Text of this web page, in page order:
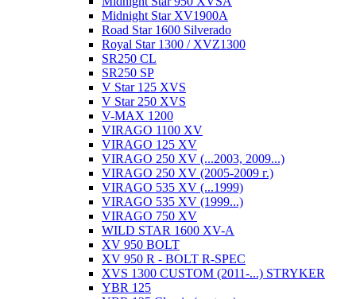
Midnight Star XV1900A
Road Star 1600 Silverado
Royal Star 1300 / XVZ1300
SR250 CL
SR250 SP
V Star 125 XVS
V Star 250 XVS
V-MAX 1200
VIRAGO 1100 XV
VIRAGO 125 XV
VIRAGO 250 XV (...2003, 2009...)
VIRAGO 250 XV (2005-2009 г.)
VIRAGO 535 XV (...1999)
VIRAGO 535 XV (1999...)
VIRAGO 750 XV
WILD STAR 1600 XV-A
XV 950 BOLT
XV 950 R - BOLT R-SPEC
XVS 1300 CUSTOM (2011-...) STRYKER
YBR 125